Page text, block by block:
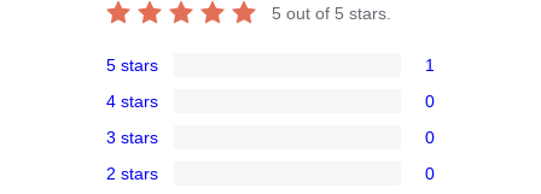
5 out of 5 stars.
5-
star
review
5 stars 1
4-
star
4 stars 0
3-
3 stars 0
2 stars 0